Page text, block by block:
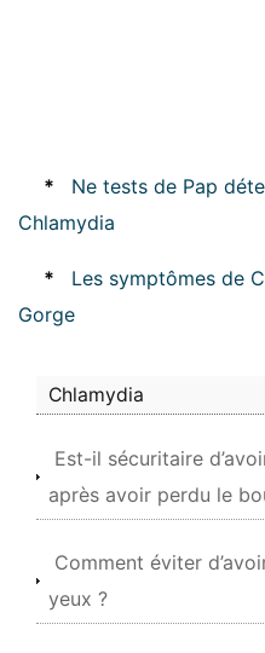
*
Ne tests de Pap
Chlamydia
*
Les symptômes de
Gorge
Chlamydia
Est-il sécuritaire
après avoir perdu le
Comment éviter
yeux ?